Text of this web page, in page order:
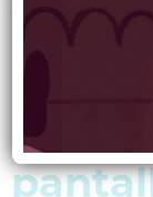
en el